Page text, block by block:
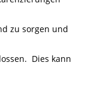
zu sorgen und
Dies kann